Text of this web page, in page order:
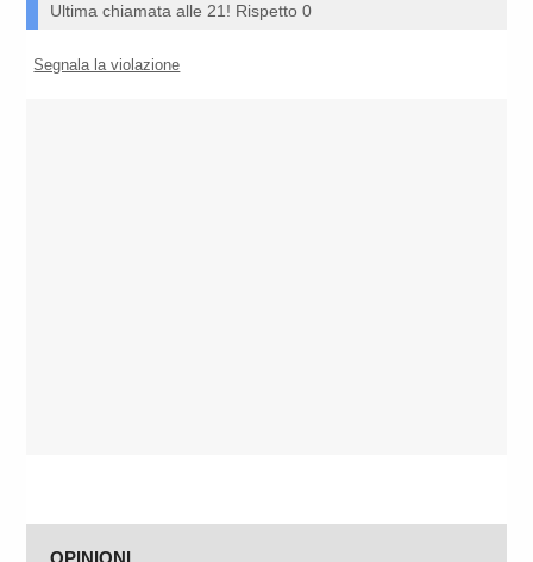
Ultima chiamata alle 21! Rispetto 0
Segnala la violazione
OPINIONI